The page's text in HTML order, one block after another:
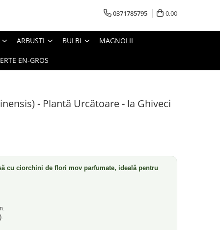
0371785795 0,00
ARBUSTI BULBI MAGNOLII
EN-GROS
- Plantă Urcătoare - la Ghiveci
cu ciorchini de flori mov parfumate, ideală pentru